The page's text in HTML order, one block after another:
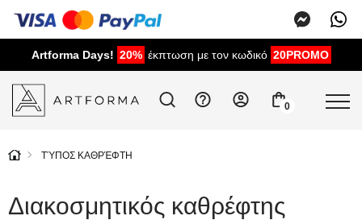
Artforma Days! 20% έκπτωση με τον κωδικό 20PROMO
0
ΤΎΠΟΣ ΚΑΘΡΈΦΤΗ
Διακοσμητικός καθρέφτης